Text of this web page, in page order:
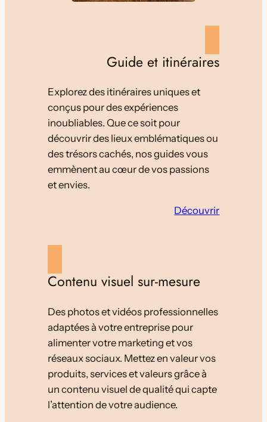
Guide et itinéraires
Explorez des itinéraires uniques et
conçus pour des expériences
inoubliables. Que ce soit pour
découvrir des lieux emblématiques ou
des trésors cachés, nos guides vous
emmènent au cœur de vos passions
et envies.
Découvrir
Contenu visuel sur-mesure
Des photos et vidéos professionnelles
adaptées à votre entreprise pour
alimenter votre marketing et vos
réseaux sociaux. Mettez en valeur vos
produits, services et valeurs grâce à
un contenu visuel de qualité qui capte
l’attention de votre audience.